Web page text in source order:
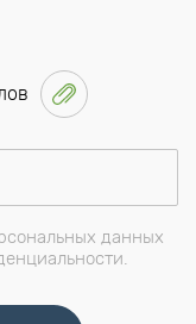
данных